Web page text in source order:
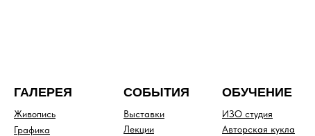
СОБЫТИЯ ОБУЧЕНИЕ
ГАЛЕРЕЯ
Живопись
Графика
Выставки
Лекции
ИЗО студия
Авторская кукла